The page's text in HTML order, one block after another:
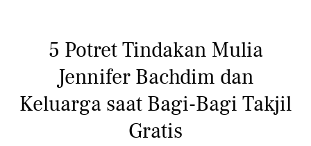
5 Potret Tindakan Mulia
Jennifer Bachdim dan
Keluarga saat Bagi-Bagi Takjil
Gratis